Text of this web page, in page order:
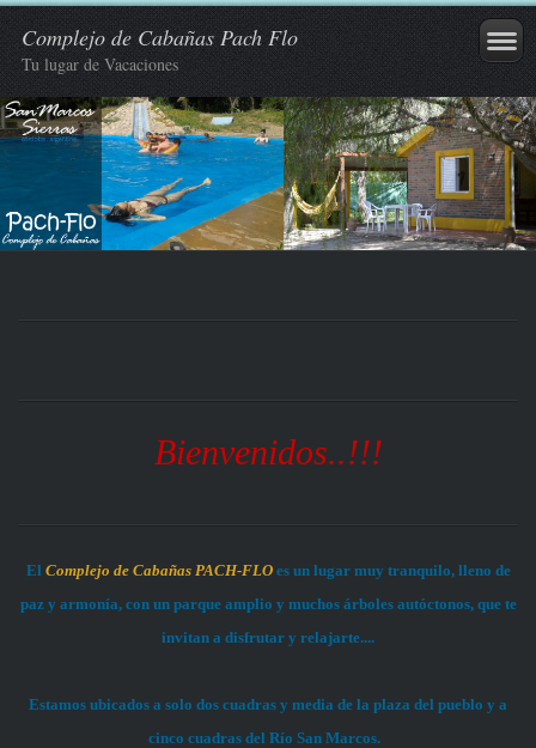
Complejo de Cabañas Pach Flo
Tu lugar de Vacaciones
Bienvenidos..!!!
El Complejo de Cabañas PACH-FLO es un lugar muy tranquilo, lleno de
paz y armonía, con un parque amplio y muchos árboles autóctonos, que te
invitan a disfrutar y relajarte....
Estamos ubicados a solo dos cuadras y media de la plaza del pueblo y a
cinco cuadras del Río San Marcos.